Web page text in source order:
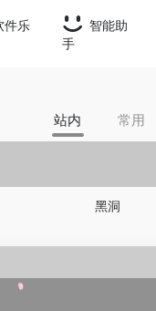
件乐
智能助
手
站内 常用
黑洞